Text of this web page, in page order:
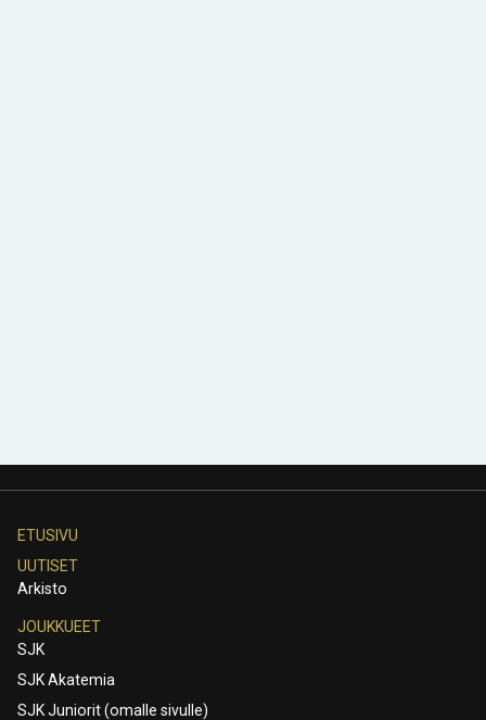
ETUSIVU
UUTISET
Arkisto
JOUKKUEET
SJK
SJK Akatemia
SJK Juniorit (omalle sivulle)